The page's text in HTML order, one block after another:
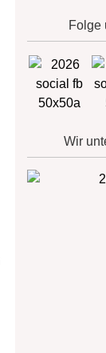
Folge
Wir